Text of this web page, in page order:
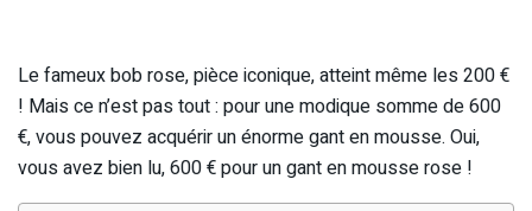
Le fameux bob rose, pièce iconique, atteint même les 200 €
! Mais ce n’est pas tout : pour une modique somme de 600
€, vous pouvez acquérir un énorme gant en mousse. Oui,
vous avez bien lu, 600 € pour un gant en mousse rose !